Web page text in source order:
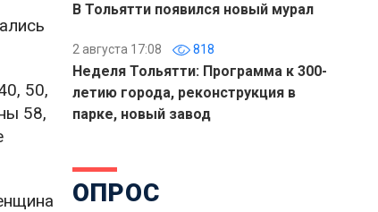
50,
58,
В Тольятти появился новый мурал
2 августа 17:08 818
Неделя Тольятти: Программа к 300-
летию города, реконструкция в
парке, новый завод
ОПРОС